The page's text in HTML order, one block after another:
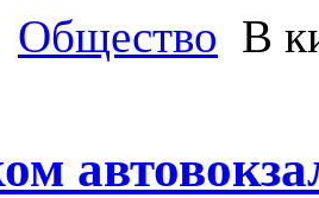
Общество В